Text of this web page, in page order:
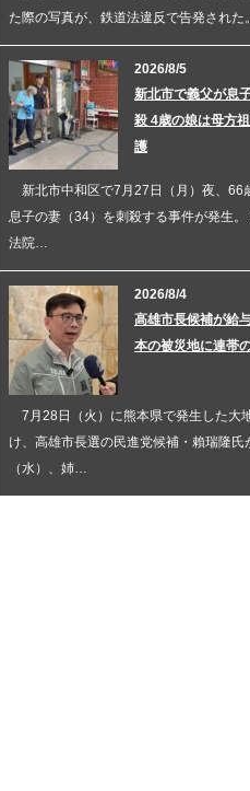
た際の写真が、鉄道法違反で告発され
2026/8/5
新北市で義父が息
殺 4歳の娘は母方
護
新北市中和区で7月27日（月）夜、66
息子の妻（34）を刺殺する事件が発生。
法院…
2026/8/4
高雄市長候補が給
本の被災地に連帯
7月28日（火）に熊本県で発生した大
け、高雄市長選の民進党候補・賴瑞隆氏
（水）、姉…